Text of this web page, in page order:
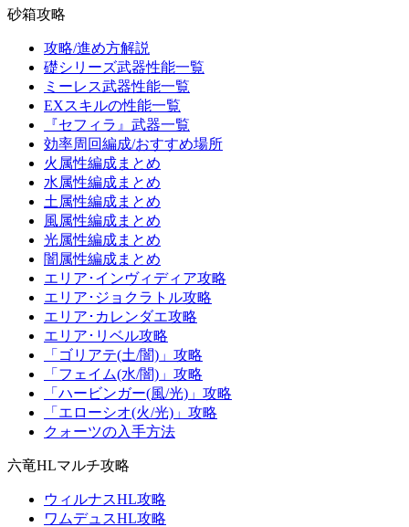
砂箱攻略
攻略/進め方解説
礎シリーズ武器性能一覧
ミーレス武器性能一覧
EXスキルの性能一覧
『セフィラ』武器一覧
効率周回編成/おすすめ場所
火属性編成まとめ
水属性編成まとめ
土属性編成まとめ
風属性編成まとめ
光属性編成まとめ
闇属性編成まとめ
エリア･インヴィディア攻略
エリア･ジョクラトル攻略
エリア･カレンダエ攻略
エリア･リベル攻略
「ゴリアテ(土/闇)」攻略
「フェイム(水/闇)」攻略
「ハービンガー(風/光)」攻略
「エローシオ(火/光)」攻略
クォーツの入手方法
六竜HLマルチ攻略
ウィルナスHL攻略
ワムデュスHL攻略